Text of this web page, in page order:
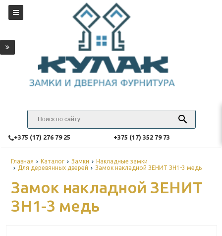
‎+375 (17) 276 79 25 ‎+375 (17) 352 79 73
Главная Каталог Замки
Накладные замки
Для деревянных дверей
Замок накладной ЗЕНИТ ЗН1-3 медь
Замок накладной ЗЕНИТ
ЗН1-3 медь